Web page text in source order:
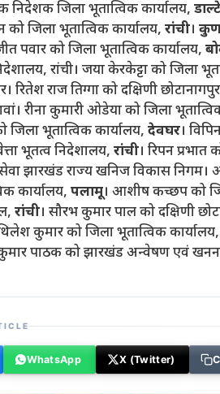
निदेशक जिला भूतात्विक कार्यालय,
जिला भूतात्विक कार्यालय, रांची।
पवार को जिला भूतात्विक कार्यालय,
रांची। जया केरकेट्टा को जिला
रितेश राज तिग्गा को दक्षिणी
रीना कुमारी ओडेया को जिला
जिला भूतात्विक कार्यालय, देवघर।
भूतत्व निदेशालय, रांची। रिपन
झारखंड राज्य खनिज विकास निगम।
कार्यालय, पलामू। आशीष कच्छप को
रांची। सौरभ कुमार पाल को दक्षिणी
कुमार को जिला भूतात्विक
पाठक को झारखंड अन्वेषण एवं खनन
WhatsApp X (Twitter)